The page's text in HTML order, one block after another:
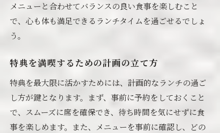
メニューと合わせてバランスの良い食事を楽しむこと
で、心も体も満足できるランチタイムを過ごせるでしょ
う。
特典を満喫するための計画の立て方
特典を最大限に活かすためには、計画的なランチの過ご
し方が鍵となります。まず、事前に予約をしておくこと
で、スムーズに席を確保でき、待ち時間を気にせずに食
事を楽しめます。また、メニューを事前に確認し、どの